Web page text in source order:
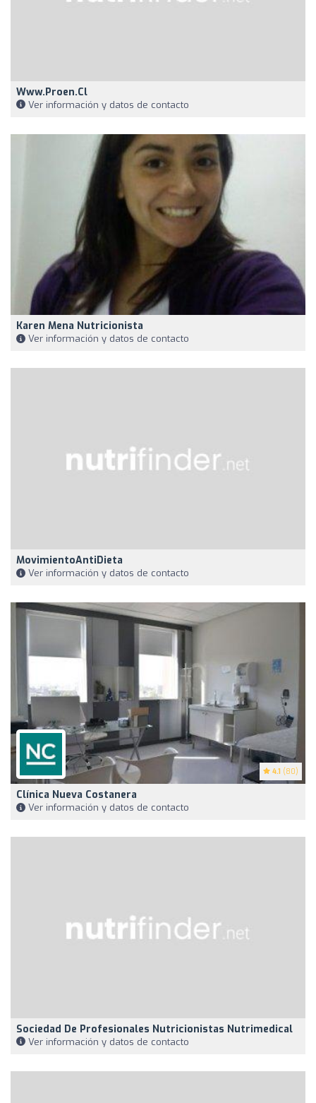
Www.proen.cl
Ver información y datos de contacto
Karen Mena Nutricionista
Ver información y datos de contacto
MovimientoAntiDieta
Ver información y datos de contacto
4.1 (80)
Clínica Nueva Costanera
Ver información y datos de contacto
Sociedad De Profesionales Nutricionistas Nutrimedical
Ver información y datos de contacto